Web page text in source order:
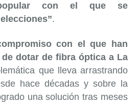
con el que se
.
con el que han
dotar de fibra óptica a La
que lleva arrastrando
hace décadas y sobre la
una solución tras meses